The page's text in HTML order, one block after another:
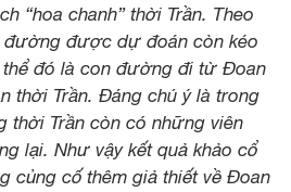
“hoa chanh” thời Trần. Theo
được dự đoán còn kéo
đó là con đường đi từ Đoan
thời Trần. Đáng chú ý là trong
thời Trần còn có những viên
lại. Như vậy kết quả khảo cổ
củng cố thêm giả thiết về Đoan